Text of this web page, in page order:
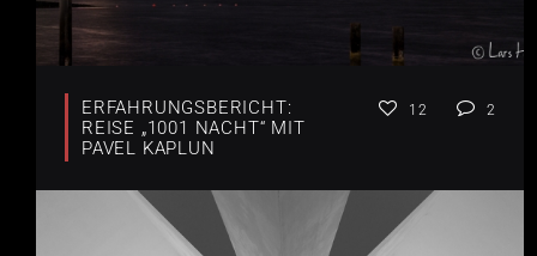
ERFAHRUNGSBERICHT:
REISE „1001 NACHT“ MIT
PAVEL KAPLUN
12 2